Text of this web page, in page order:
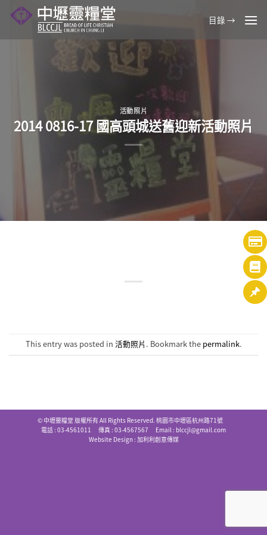
Skip
content
目錄 →
活動照片
2014 0816-17 國高頭城送舊迎新活動照片
This entry was posted in 活動照片 . Bookmark the permalink.
© 中壢靈糧堂 版權所有 All Rights Reserved. 桃園市中壢區杭州路71號
電話 : 03-4561011 傳真 : 03-4567567 Email : blccjl@gmail.com
Website Design : 加利利創意傳媒